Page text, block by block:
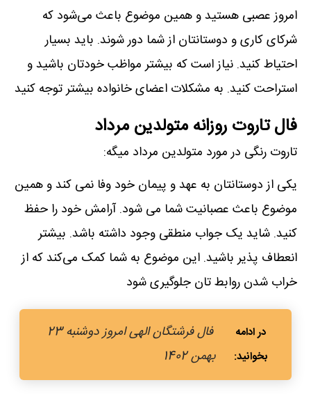
امروز عصبی هستید و همین موضوع باعث می‌شود که
شرکای کاری و دوستانتان از شما دور شوند. باید بسیار
احتیاط کنید. نیاز است که بیشتر مواظب خودتان باشید و
استراحت کنید. به مشکلات اعضای خانواده بیشتر توجه کنید
فال تاروت روزانه متولدین مرداد
تاروت رنگی در مورد متولدین مرداد میگه:
یکی از دوستانتان به عهد و پیمان خود وفا نمی کند و همین
موضوع باعث عصبانیت شما می شود. آرامش خود را حفظ
کنید. شاید یک جواب منطقی وجود داشته باشد. بیشتر
انعطاف پذیر باشید. این موضوع به شما کمک می‌کند که از
خراب شدن روابط تان جلوگیری شود
فال فرشتگان الهی امروز دوشنبه 23
بهمن 1402